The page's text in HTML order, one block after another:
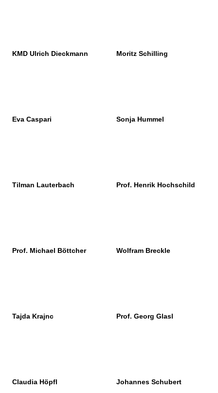
KMD Ulrich Dieckmann Moritz Schilling
Eva Caspari Sonja Hummel
Tilman Lauterbach Prof. Henrik Hochschild
Prof. Michael Böttcher Wolfram Breckle
Tajda Krajnc Prof. Georg Glasl
Claudia Höpfl Johannes Schubert